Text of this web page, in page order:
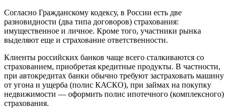
Согласно Гражданскому кодексу, в России есть две
разновидности (два типа договоров) страхования:
имущественное и личное. Кроме того, участники рынка
выделяют еще и страхование ответственности.
Клиенты российских банков чаще всего сталкиваются со
страхованием, приобретая кредитные продукты. В частности,
при автокредитах банки обычно требуют застраховать машину
от угона и ущерба (полис КАСКО), при займах на покупку
недвижимости — оформить полис ипотечного (комплексного)
страхования.